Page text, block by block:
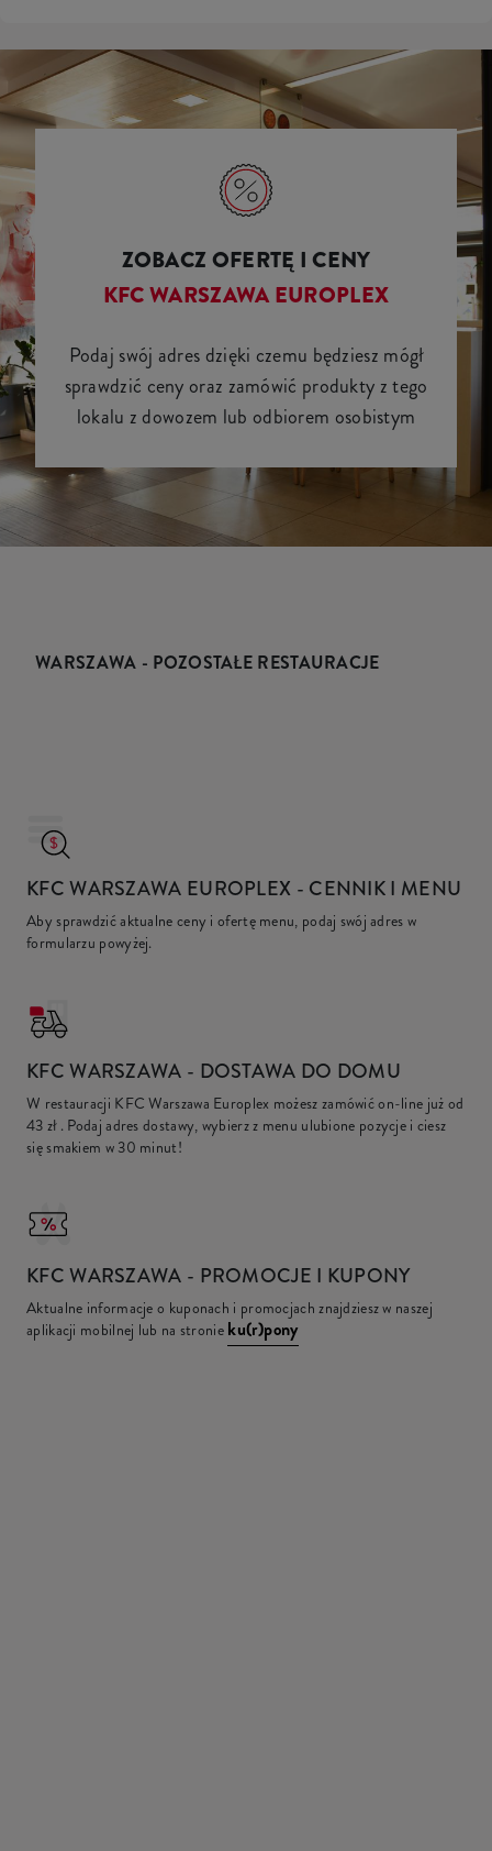
ZOBACZ OFERTĘ I CENY
KFC WARSZAWA EUROPLEX
Podaj swój adres dzięki czemu będziesz mógł
sprawdzić ceny oraz zamówić produkty z tego
lokalu z dowozem lub odbiorem osobistym
WARSZAWA - POZOSTAŁE RESTAURACJE
KFC WARSZAWA EUROPLEX - CENNIK I MENU
Aby sprawdzić aktualne ceny i ofertę menu, podaj swój adres w
formularzu powyżej.
KFCWARSZAWA - DOSTAWA DO DOMU
W restauracji KFC Warszawa Europlex możesz zamówić on-line już od
43 zł. Podaj adres dostawy, wybierz z menu ulubione pozycje i ciesz
się smakiem w 30 minut!
KFCWARSZAWA - PROMOCJE I KUPONY
Aktualne informacje o kuponach i promocjach znajdziesz w naszej
aplikacji mobilnej lub na stronie ku(r)pony